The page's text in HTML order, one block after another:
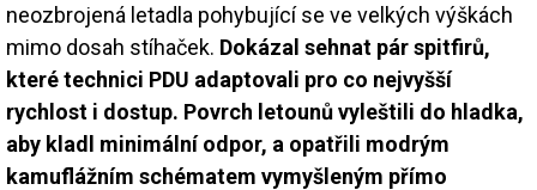
neozbrojená letadla pohybující se ve velkých výškách
mimo dosah stíhaček. Dokázal sehnat pár spitfirů,
které technici PDU adaptovali pro co nejvyšší
rychlost i dostup. Povrch letounů vyleštili do hladka,
aby kladl minimální odpor, a opatřili modrým
kamuflážním schématem vymyšleným přímo